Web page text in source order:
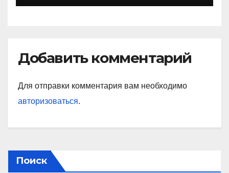
Добавить комментарий
Для отправки комментария вам необходимо
авторизоваться.
Поиск